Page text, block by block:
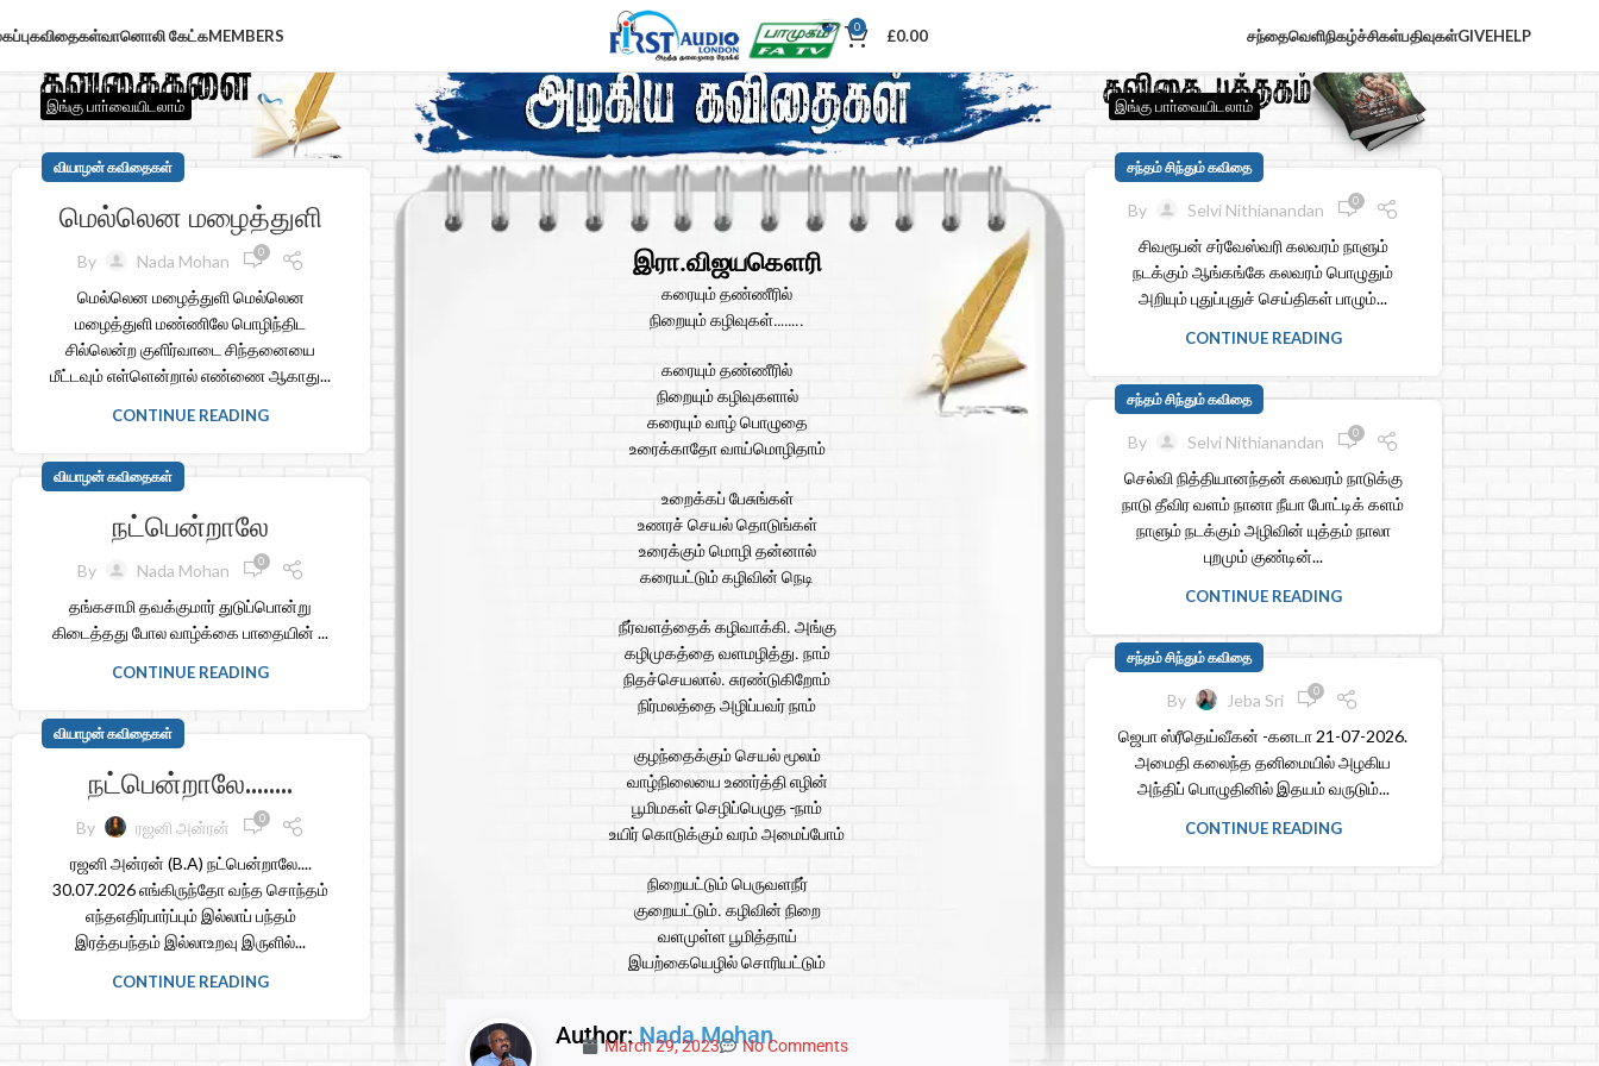
கவிதைகள்வானொலி கேட்கMEMBERS 0 £0.00 சந்தைவெளிநிகழ்ச்சிகள்பதிவுகள்GIVEHELP
இங்கு பாா்வையிடலாம் இங்கு பாா்வையிடலாம்
வியாழன் கவிதைகள்
மெல்லென மழைத்துளி
By Nada Mohan 0
மெல்லென மழைத்துளி மெல்லென
மழைத்துளி மண்ணிலே பொழிந்திட
சில்லென்ற குளிர்வாடை சிந்தனையை
மீட்டவும் எள்ளென்றால் எண்ணை ஆகாது...
CONTINUE READING
வியாழன் கவிதைகள்
நட்பென்றாலே
By Nada Mohan 0
தங்கசாமி தவக்குமார் துடுப்பொன்று
கிடைத்தது போல வாழ்க்கை பாதையின் ...
CONTINUE READING
வியாழன் கவிதைகள்
நட்பென்றாலே……..
By ரஜனி அன்ரன் 0
ரஜனி அன்ரன் (B.A) நட்பென்றாலே....
30.07.2026 எங்கிருந்தோ வந்த சொந்தம்
எந்தஎதிர்பார்ப்பும் இல்லாப் பந்தம்
இரத்தபந்தம் இல்லாஉறவு இருளில்...
CONTINUE READING
இரா.விஜயகௌரி
கரையும் தண்ணீரில்
நிறையும் கழிவுகள்……..
கரையும் தண்ணீரில்
நிறையும் கழிவுகளால்
கரையும் வாழ் பொழுதை
உரைக்காதோ வாய்மொழிதாம்
உறைக்கப் பேசுங்கள்
உணரச் செயல் தொடுங்கள்
உரைக்கும் மொழி தன்னால்
கரையட்டும் கழிவின் நெடி
நீர்வளத்தைக் கழிவாக்கி. அங்கு
கழிமுகத்தை வளமழித்து. நாம்
நிதச்செயலால். சுரண்டுகிறோம்
நிர்மலத்தை அழிப்பவர் நாம்
குழந்தைக்கும் செயல் மூலம்
வாழ்நிலையை உணர்த்தி எழின்
பூமிமகள் செழிப்பெழுத -நாம்
உயிர் கொடுக்கும் வரம் அமைப்போம்
நிறையட்டும் பெருவளநீர்
குறையட்டும். கழிவின் நிறை
வளமுள்ள பூமித்தாய்
இயற்கையெழில் சொரியட்டும்
Author:Nada Mohan
March 29, 2023 No Comments
சந்தம் சிந்தும் கவிதை
By Selvi Nithianandan 0
சிவரூபன் சர்வேஸ்வரி கலவரம் நாளும்
நடக்கும் ஆங்கங்கே கலவரம் பொழுதும்
அறியும் புதுப்புதுச் செய்திகள் பாழும்...
CONTINUE READING
சந்தம் சிந்தும் கவிதை
By Selvi Nithianandan 0
செல்வி நித்தியானந்தன் கலவரம் நாடுக்கு
நாடு தீவிர வளம் நானா நீயா போட்டிக் களம்
நாளும் நடக்கும் அழிவின் யுத்தம் நாலா
புறமும் குண்டின்...
CONTINUE READING
சந்தம் சிந்தும் கவிதை
By Jeba Sri 0
ஜெபா ஸ்ரீதெய்வீகன் -கனடா 21-07-2026.
அமைதி கலைந்த தனிமையில் அழகிய
அந்திப் பொழுதினில் இதயம் வருடும்...
CONTINUE READING